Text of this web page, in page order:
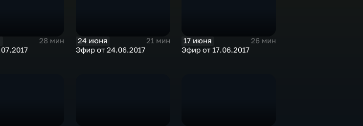
28 мин
24 июня
21 мин
Эфир от 24.06.2017
17 июня
26 мин
Эфир от 17.06.2017